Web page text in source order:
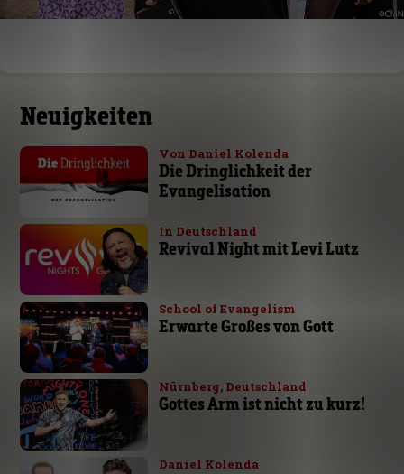
Neuigkeiten
Von Daniel Kolenda
Die Dringlichkeit der
Evangelisation
In Deutschland
Revival Night mit Levi Lutz
School of Evangelism
Erwarte Großes von Gott
Nürnberg, Deutschland
Gottes Arm ist nicht zu kurz!
Daniel Kolenda